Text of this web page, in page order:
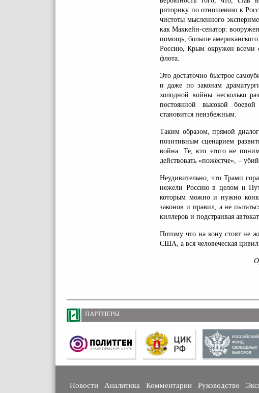
риторику по отношению к
чистоты мысленного
как Маккейн-сенатор:
помощь, больше
Россию, Крым окружен всеми
флота.
Это достаточно быстрое
и даже по законам
холодной войны несколько
постоянной высокой
становится неизбежным.
Таким образом, прямой
позитивным сценарием
война. Те, кто этого не
действовать «пожёстче», –
Неудивительно, что Трамп
нежели Россию в целом и
которым можно и нужно
законов и правил, а не
киллеров и подстраивая
Потому что на кону стоят не
США, а вся человеческая
ПАРТНЕРЫ
Новости Аналитика Комментарии Руководство